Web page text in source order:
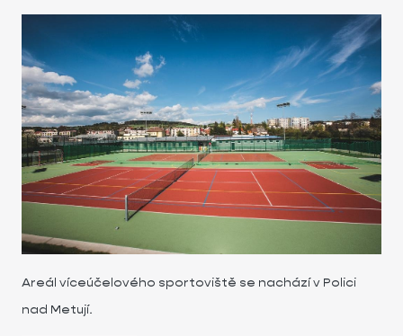
Areál víceúčelového sportoviště se nachází v Polici
nad Metují.